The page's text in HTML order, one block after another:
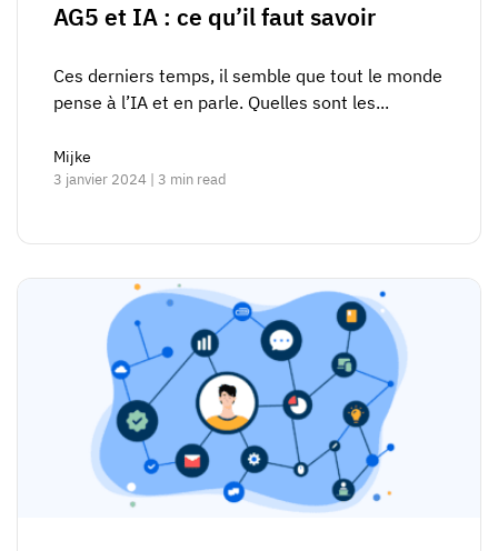
AG5 et IA : ce qu’il faut savoir
Ces derniers temps, il semble que tout le monde
pense à l’IA et en parle. Quelles sont les...
Mijke
3 janvier 2024 | 3 min read